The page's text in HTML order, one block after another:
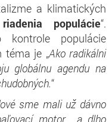
a klimatických
populácie“.
kontrole populácie
téma je „Ako radikálni
globálnu agendu na
“
sme mali už dávno
motor a dlho